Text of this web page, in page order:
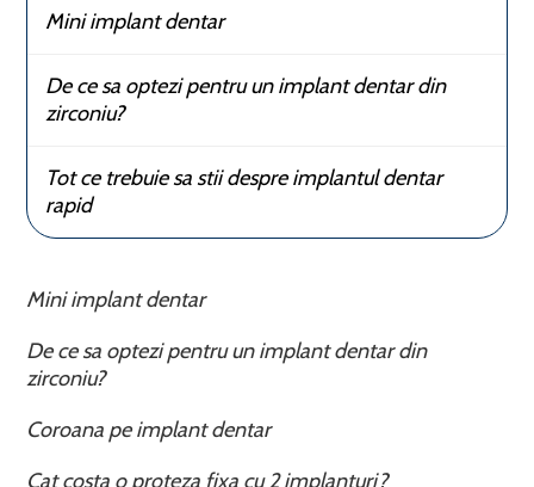
Mini implant dentar
De ce sa optezi pentru un implant dentar din
zirconiu?
Tot ce trebuie sa stii despre implantul dentar
rapid
Mini implant dentar
De ce sa optezi pentru un implant dentar din
zirconiu?
Coroana pe implant dentar
Cat costa o proteza fixa cu 2 implanturi?